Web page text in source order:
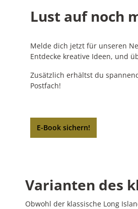
Lust auf noch
Melde dich jetzt für unseren
Entdecke kreative Ideen, und
Zusätzlich erhältst du
Postfach!
E-Book sichern!
Varianten des
Obwohl der klassische Long